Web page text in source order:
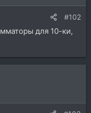
#102
для 10-ки,